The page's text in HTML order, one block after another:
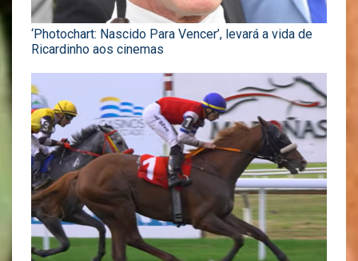
‘Photochart: Nascido Para Vencer’, levará a vida de
Ricardinho aos cinemas